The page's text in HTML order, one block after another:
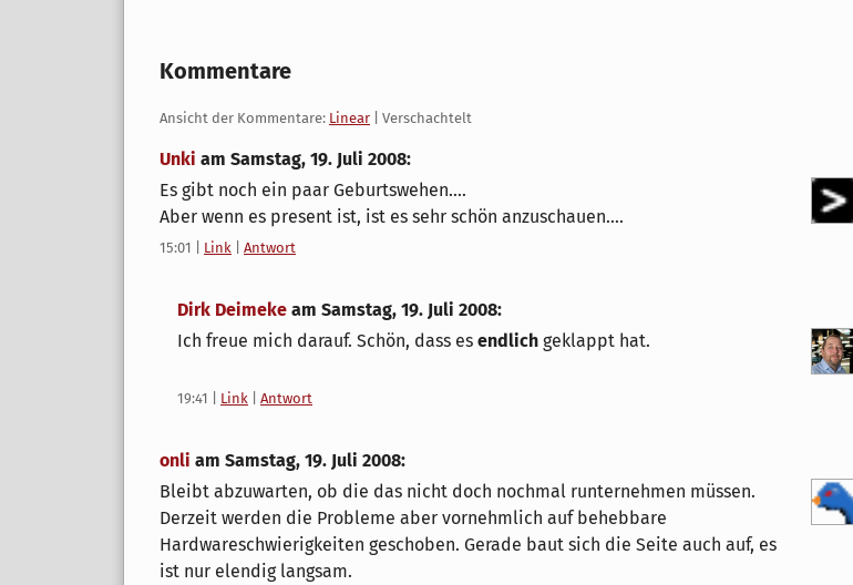
Kommentare
Ansicht der Kommentare: Linear | Verschachtelt
Unki am Samstag, 19. Juli 2008:
Es gibt noch ein paar Geburtswehen....
Aber wenn es present ist, ist es sehr schön anzuschauen....
15:01 Link Antwort
Dirk Deimeke am Samstag, 19. Juli 2008:
Ich freue mich darauf. Schön, dass es endlich geklappt hat.
19:41 Link Antwort
onli am Samstag, 19. Juli 2008:
Bleibt abzuwarten, ob die das nicht doch nochmal runternehmen müssen.
Derzeit werden die Probleme aber vornehmlich auf behebbare
Hardwareschwierigkeiten geschoben. Gerade baut sich die Seite auch auf, es
ist nur elendig langsam.